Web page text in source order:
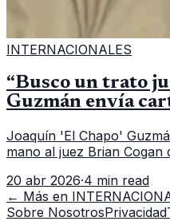
INTERNACIONALES
“Busco un trato
Guzmán envía
Joaquín 'El Chapo'
mano al juez Brian Cogan
solicitando un trato justo en
20 abr 2026·4 min read
← Más en
Sobre NosotrosPrivacidad